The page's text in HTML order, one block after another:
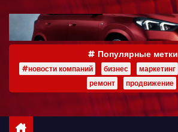
р
Популярные метки
#новости компаний бизнес маркетинг
ремонт
продвижение